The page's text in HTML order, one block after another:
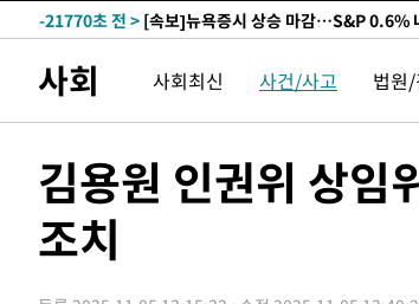
-21770초 전 > [속보]뉴욕증시 상승 마감…S&P 0.6%
-21770초 전 >
[속보]뉴욕증시 상승 마감…S&P
사회 사회최신 사건/사고 법원
김용원 인권위 상임
조치